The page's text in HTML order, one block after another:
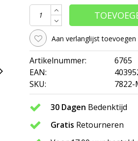
Aan verlanglijst toevoegen
Artikelnummer:
6765
EAN:
SKU:
30 Dagen Bedenktijd
Gratis Retourneren